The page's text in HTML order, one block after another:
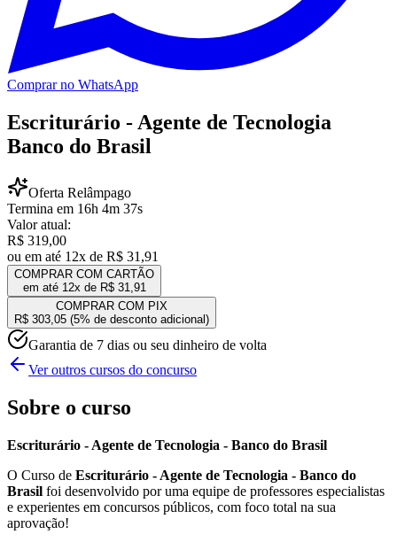
Comprar no WhatsApp
Escriturário - Agente de Tecnologia
Banco do Brasil
Oferta Relâmpago
Termina em 16h 4m 37s
Valor atual:
R$ 319,00
ou em até 12x de R$ 31,91
COMPRAR COM CARTÃO
em até 12x de R$ 31,91
COMPRAR COM PIX
R$ 303,05 (5% de desconto adicional)
Garantia de 7 dias ou seu dinheiro de volta
Ver outros cursos do concurso
Sobre o curso
Escriturário - Agente de Tecnologia - Banco do Brasil
O Curso de Escriturário - Agente de Tecnologia - Banco do
Brasil foi desenvolvido por uma equipe de professores especialistas
e experientes em concursos públicos, com foco total na sua
aprovação!